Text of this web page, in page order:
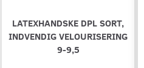
LATEXHANDSKE DPL SORT,
INDVENDIG VELOURISERING
9-9,5